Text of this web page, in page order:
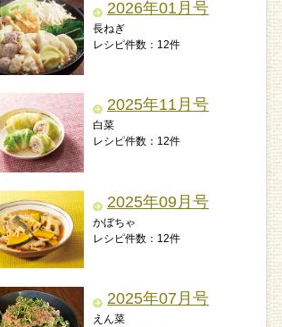
2026年01月号
長ねぎ
レシピ件数：12件
2025年11月号
白菜
レシピ件数：12件
2025年09月号
かぼちゃ
レシピ件数：12件
2025年07月号
えん菜